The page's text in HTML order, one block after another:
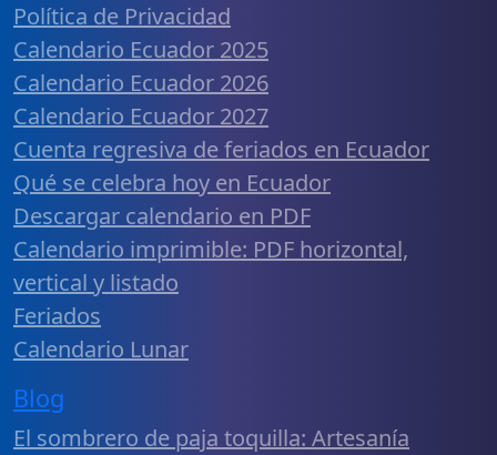
Política de Privacidad
Calendario Ecuador 2025
Calendario Ecuador 2026
Calendario Ecuador 2027
Cuenta regresiva de feriados en Ecuador
Qué se celebra hoy en Ecuador
Descargar calendario en PDF
Calendario imprimible: PDF horizontal,
vertical y listado
Feriados
Calendario Lunar
Blog
El sombrero de paja toquilla: Artesanía